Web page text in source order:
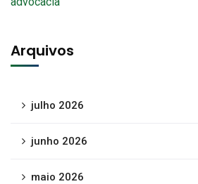
Arquivos
julho 2026
junho 2026
maio 2026